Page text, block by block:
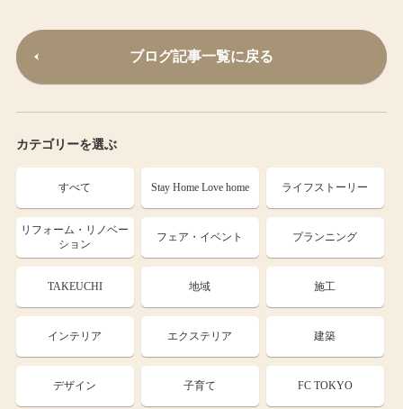
ブログ記事一覧に戻る
カテゴリーを選ぶ
すべて Stay Home Love home ライフストーリー
リフォーム・リノベー
ション
フェア・イベント プランニング
TAKEUCHI 地域 施工
インテリア エクステリア 建築
デザイン 子育て FC TOKYO